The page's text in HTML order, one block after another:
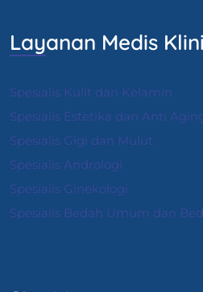
Layanan Medis
Spesialis Kulit dan Kelamin
Spesialis Estetika dan Anti
Spesialis Gigi dan Mulut
Spesialis Andrologi
Spesialis Ginekologi
Spesialis Bedah Umum dan